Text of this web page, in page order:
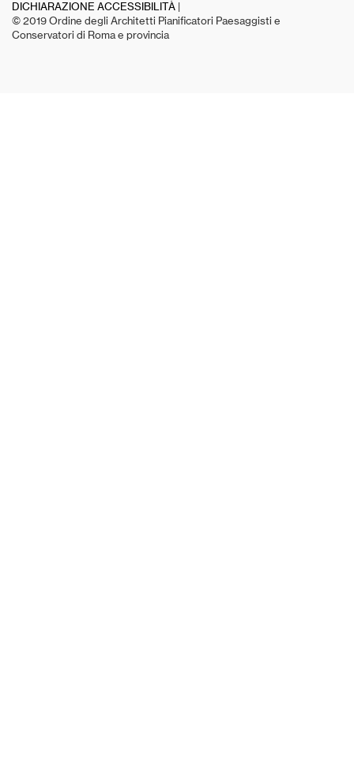
DICHIARAZIONE ACCESSIBILITÀ
© 2019 Ordine degli Architetti Pianificatori Paesaggisti e
Conservatori di Roma e provincia